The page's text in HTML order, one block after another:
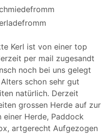
Kerl ist von einer top
per mail zugesandt
noch bei uns gelegt
schon sehr gut
natürlich. Derzeit
grossen Herde auf zur
einer Herde, Paddock
artgerecht Aufgezogen